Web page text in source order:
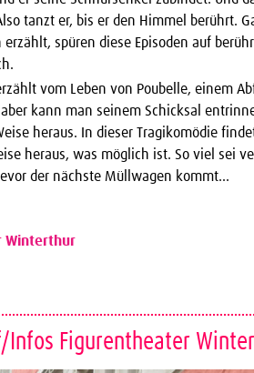
tanzt er, bis er den Himmel berührt.
spüren diese Episoden auf
vom Leben von Poubelle, einem
kann man seinem Schicksal
heraus. In dieser Tragikomödie
heraus, was möglich ist. So viel sei
der nächste Müllwagen kommt…
Winterthur
Infos Figurentheater